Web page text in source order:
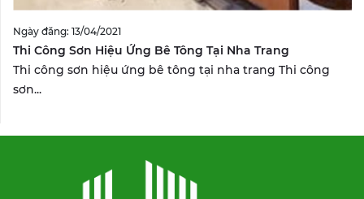
Ngày đăng: 13/04/2021
Thi Công Sơn Hiệu Ứng Bê Tông Tại Nha Trang
Thi công sơn hiệu ứng bê tông tại nha trang Thi công
sơn...